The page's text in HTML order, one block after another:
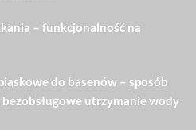
– funkcjonalność na
do basenów – sposób
utrzymanie wody